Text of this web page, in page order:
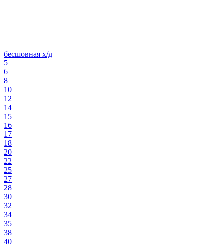
бесшовная х/д
5
6
8
10
12
14
15
16
17
18
20
22
25
27
28
30
32
34
35
38
40